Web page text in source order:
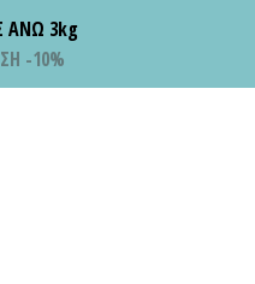
ΑΝΩ 3kg
-10%